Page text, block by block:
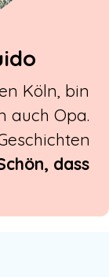
Köln, bin
auch Opa.
dass